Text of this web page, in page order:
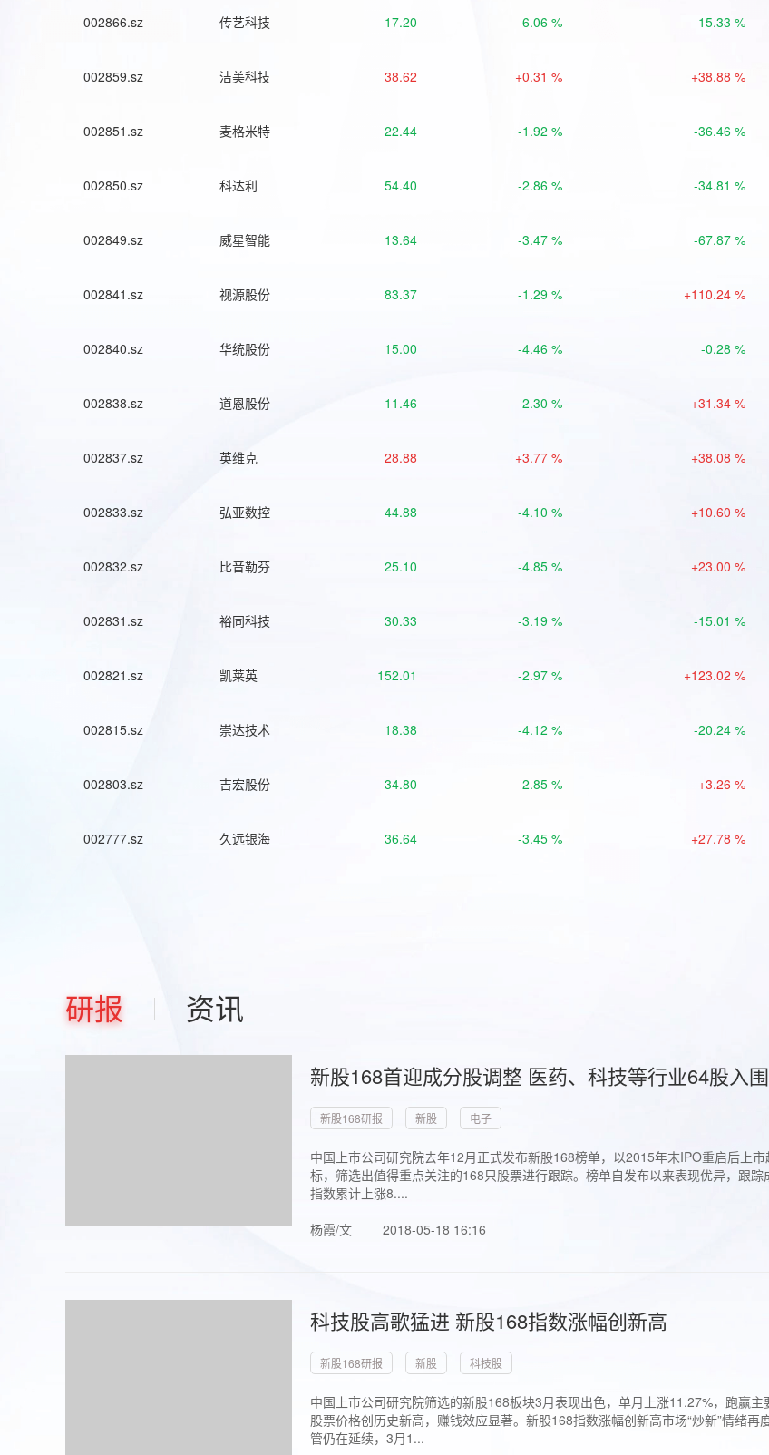
002866.sz 传艺科技 17.20 -6.06 % -15.33 %
002859.sz 洁美科技 38.62 +0.31 % +38.88 %
002851.sz 麦格米特 22.44 -1.92 % -36.46 %
002850.sz 科达利 54.40 -2.86 % -34.81 %
002849.sz 威星智能 13.64 -3.47 % -67.87 %
002841.sz 视源股份 83.37 -1.29 % +110.24 %
002840.sz 华统股份 15.00 -4.46 % -0.28 %
002838.sz 道恩股份 11.46 -2.30 % +31.34 %
002837.sz 英维克 28.88 +3.77 % +38.08 %
002833.sz 弘亚数控 44.88 -4.10 % +10.60 %
002832.sz 比音勒芬 25.10 -4.85 % +23.00 %
002831.sz 裕同科技 30.33 -3.19 % -15.01 %
002821.sz 凯莱英 152.01 -2.97 % +123.02 %
002815.sz 崇达技术 18.38 -4.12 % -20.24 %
002803.sz 吉宏股份 34.80 -2.85 % +3.26 %
002777.sz 久远银海 36.64 -3.45 % +27.78 %
研报 资讯
新股168首迎成分股调整 医药、科技等行业64股入围
新股168研报 新股 电子
中国上市公司研究院去年12月正式发布新股168榜单，以2015年末IPO重启后上
标，筛选出值得重点关注的168只股票进行跟踪。榜单自发布以来表现优异，跟
指数累计上涨8....
杨霞/文
2018-05-18 16:16
科技股高歌猛进 新股168指数涨幅创新高
新股168研报 新股 科技股
中国上市公司研究院筛选的新股168板块3月表现出色，单月上涨11.27%，跑赢
股票价格创历史新高，赚钱效应显著。新股168指数涨幅创新高市场“炒新”情绪
管仍在延续，3月1...